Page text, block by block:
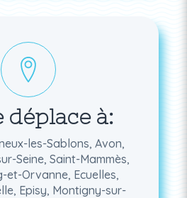
déplace à:
les-Sablons, Avon,
Seine, Saint-Mammès,
et-Orvanne, Ecuelles,
Episy, Montigny-sur-